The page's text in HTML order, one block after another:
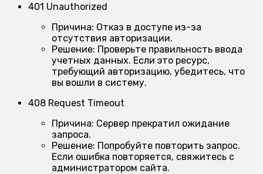
401 Unauthorized
Причина: Отказ в доступе из-за
отсутствия авторизации.
Решение: Проверьте правильность ввода
учетных данных. Если это ресурс,
требующий авторизацию, убедитесь, что
вы вошли в систему.
408 Request Timeout
Причина: Сервер прекратил ожидание
запроса.
Решение: Попробуйте повторить запрос.
Если ошибка повторяется, свяжитесь с
администратором сайта.